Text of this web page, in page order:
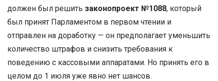
должен был решить законопроект №1088, который
был принят Парламентом в первом чтении и
отправлен на доработку — он предполагает уменьшить
количество штрафов и снизить требования к
поведению с кассовыми аппаратами. Но принять его в
целом до 1 июля уже явно нет шансов.